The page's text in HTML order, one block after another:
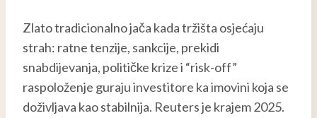
Zlato tradicionalno jača kada tržišta osjećaju
strah: ratne tenzije, sankcije, prekidi
snabdijevanja, političke krize i “risk-off”
raspoloženje guraju investitore ka imovini koja se
doživljava kao stabilnija. Reuters je krajem 2025.